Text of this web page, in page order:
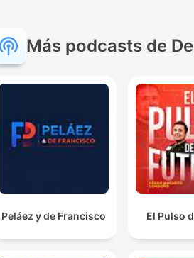
Más podcasts de
Peláez y de Francisco El Pulso